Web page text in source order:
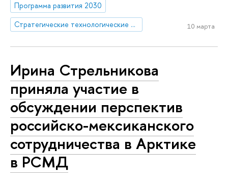
Программа развития 2030
Стратегические технологические проекты
10 марта
Ирина Стрельникова
приняла участие в
обсуждении перспектив
российско-мексиканского
сотрудничества в Арктике
в РСМД